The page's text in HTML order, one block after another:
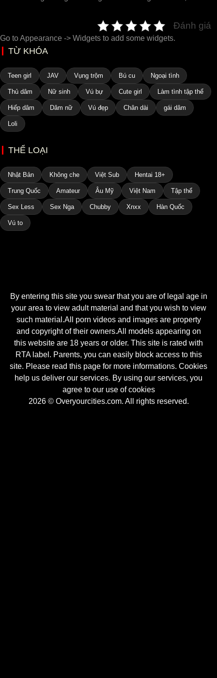
Đánh giá
Go to Appearance -> Widgets to add some widgets.
TỪ KHÓA
Teen girl JAV Vụng trộm Bú cu Ngoại tình
Thủ dâm Nữ sinh Vú bự Cute girl Làm tình tập thể
Hiếp dâm Dâm nữ Vú đẹp Chân dài gái dâm
Loli
THỂ LOẠI
Nhật Bản Không che Việt Sub Hentai 18+
Trung Quốc Amateur Âu Mỹ Việt Nam Tập thể
Sex Less Sex Nga Chubby Xnxx Hàn Quốc
Vú to
By entering this site you swear that you are of legal age in
your area to view adult material and that you wish to view
such material.All porn videos and images are property
and copyright of their owners.All models appearing on
this website are 18 years or older. This site is rated with
RTA label. Parents, you can easily block access to this
site. Please read this page for more informations. Cookies
help us deliver our services. By using our services, you
agree to our use of cookies
2026 © Overyourcities.com. All rights reserved.